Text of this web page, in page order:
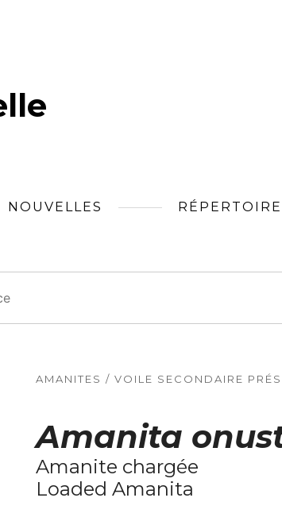
NOUVELLES RÉPERTOIRE
AMANITES / VOILE SECONDAIRE
Amanita
Amanite chargée
Loaded Amanita